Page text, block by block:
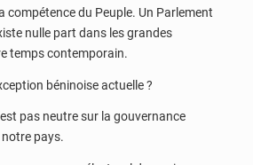
compétence du Peuple. Un Parlement
nulle part dans les grandes
temps contemporain.
béninoise actuelle ?
pas neutre sur la gouvernance
pays.